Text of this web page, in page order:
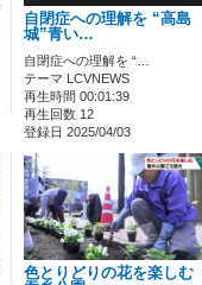
自閉症への理解を “高島
城”青い…
自閉症への理解を “…
テーマ LCVNEWS
再生時間 00:01:39
再生回数 12
登録日 2025/04/03
色とりどりの花を楽しむ